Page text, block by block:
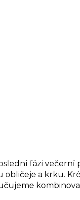
fázi večerní
obličeje a krku.